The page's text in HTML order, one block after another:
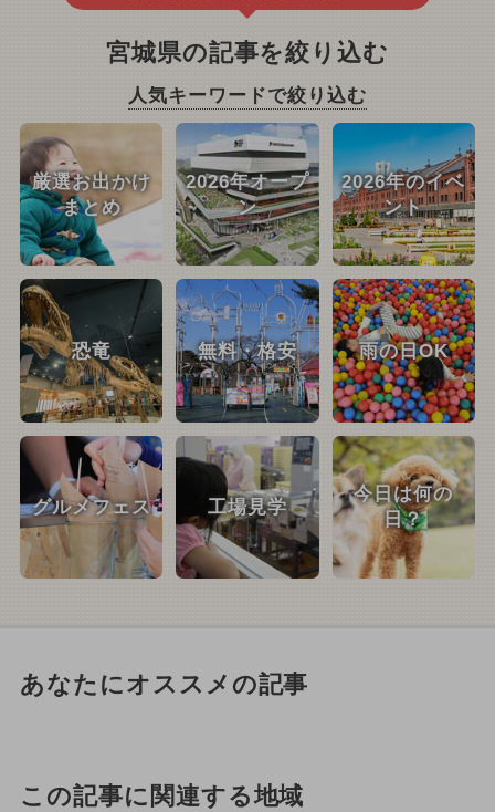
宮城県の記事を絞り込む
人気キーワードで絞り込む
厳選お出かけ
まとめ
2026年オープ
ン
2026年のイベ
ント
恐竜 無料・格安 雨の日OK
グルメフェス 工場見学
今日は何の
日？
あなたにオススメの記事
この記事に関連する地域